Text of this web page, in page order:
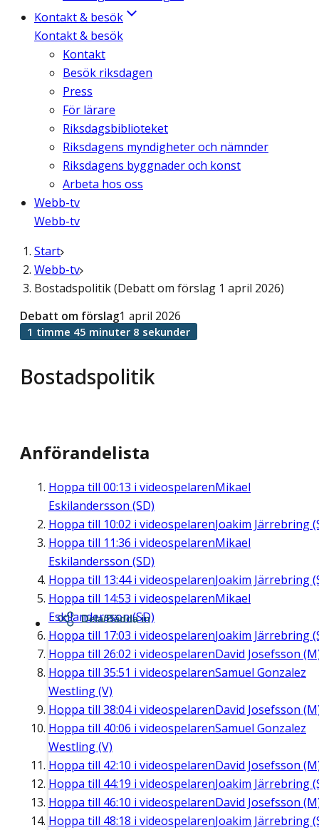
Kontakt & besök
Kontakt & besök
Kontakt
Besök riksdagen
Press
För lärare
Riksdagsbiblioteket
Riksdagens myndigheter och nämnder
Riksdagens byggnader och konst
Arbeta hos oss
Webb-tv
Webb-tv
Start
Webb-tv
Bostadspolitik (Debatt om förslag 1 april 2026)
Bostadspolitik
Debatt om förslag1 april 2026
1 timme 45 minuter 8 sekunder
Anförandelista
Hoppa till 00:13 i videospelarenMikael
Eskilandersson (SD)
Hoppa till 10:02 i videospelarenJoakim Järrebring
Hoppa till 11:36 i videospelarenMikael
Eskilandersson (SD)
Hoppa till 13:44i videospelarenJoakim Järrebring
Hoppa till 14:53 i videospelarenMikael
Eskilandersson (SD)
Hoppa till 17:03 i videospelarenJoakim Järrebring
Hoppa till 26:02 i videospelarenDavid Josefsson
Hoppa till 35:51 i videospelarenSamuel Gonzalez
Westling (V)
Hoppa till 38:04i videospelarenDavid Josefsson
Hoppa till 40:06 i videospelarenSamuel Gonzalez
Westling (V)
Hoppa till 42:10 i videospelarenDavid Josefsson
Hoppa till 44:19 i videospelarenJoakim Järrebring
Hoppa till 46:10 i videospelarenDavid Josefsson
Hoppa till 48:18 i videospelarenJoakim Järrebring
Dela/Bädda in